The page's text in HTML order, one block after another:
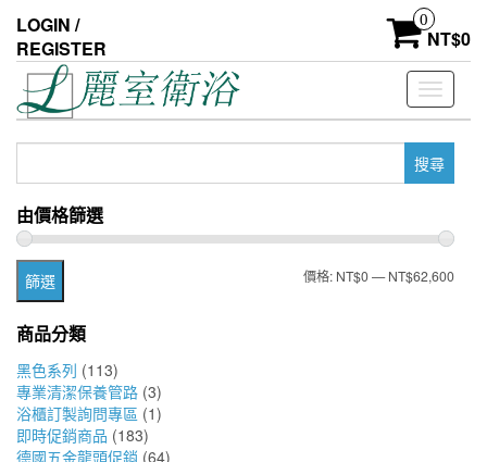
the
content
LOGIN /
REGISTER
0
NT$0
Toggle
鍵
字:
由價格篩選
最最
篩選 價格: NT$0—NT$62,600
商品分類
黑色系列 (113)
專業清潔保養管路 (3)
浴櫃訂製詢問專區 (1)
即時促銷商品 (183)
德國五金龍頭促銷 (64)